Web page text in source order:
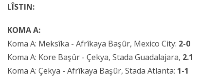
LÎSTIN:
KOMA A:
Koma A: Meksîka - Afrîkaya Başûr, Mexico City: 2-0
Koma A: Kore Başûr - Çekya, Stada Guadalajara, 2.1
Koma A: Çekya - Afrîkaya Başûr, Stada Atlanta: 1-1